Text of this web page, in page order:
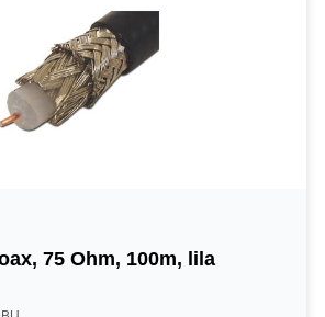
75 Ohm, 100m, lila